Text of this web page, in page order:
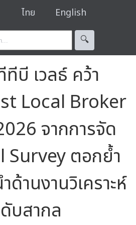
ไทย English
🔍︎
บี เวลธ์ คว้า
Local Broker
จากการจัด
Survey ตอกย้ำ
ด้านงานวิเคราะห์
บสากล